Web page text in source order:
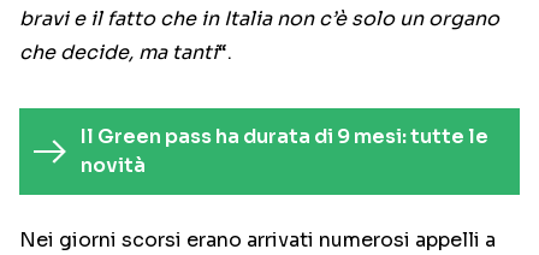
bravi e il fatto che in Italia non c’è solo un organo
che decide, ma tanti“.
Il Green pass ha durata di 9 mesi: tutte le
novità
Nei giorni scorsi erano arrivati numerosi appelli a